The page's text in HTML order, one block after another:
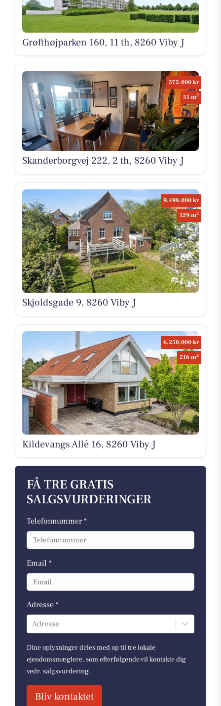
Grøfthøjparken 160, 11 th, 8260 Viby J
375.000 kr
51 m2
Skanderborgvej 222, 2 th, 8260 Viby J
9.498.000 kr
129 m2
Skjoldsgade 9, 8260 Viby J
6.250.000 kr
216 m2
Kildevangs Allé 16, 8260 Viby J
FÅ TRE GRATIS
SALGSVURDERINGER
Telefonnummer *
Email *
Adresse *
Adresse
Dine oplysninger deles med op til tre lokale
ejendomsmæglere, som efterfølgende vil kontakte dig
vedr. salgsvurdering.
Bliv kontaktet